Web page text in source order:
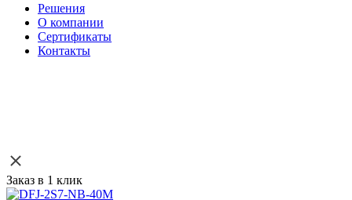
Решения
О компании
Сертификаты
Контакты
Заказ в 1 клик